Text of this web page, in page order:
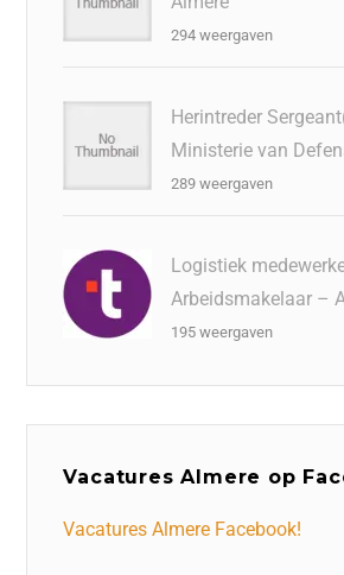
294 weergaven
Herintreder
Ministerie van
289 weergaven
Logistiek
Arbeidsmakelaar –
195 weergaven
Vacatures Almere op
Vacatures Almere Facebook!